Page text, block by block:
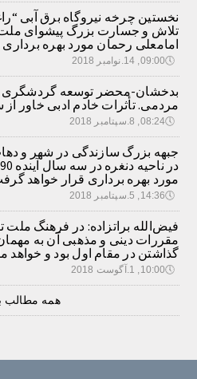
نخستین چرخه نیروگاه برق آبی
تلاش و جسارت بزرگ پیشوای
امامعلی رحمان مورد بهره
🕔09:00, 14.نوامبر 2018
بدخشان-محضر توسعه گردشگری
مردمی. تأثرات خادم ادبی خاور
🕔08:24, 8.سپتامبر 2018
جبهه بزرگ سازندگی در شهر و
مورد بهره برداری قرار خواهد
🕔14:36, 5.سپتامبر 2018
فیض‌الله براتزاده: در فرهنگ ملت
مقررات دینی و مذهبی آن به
گذاشتن در مقام اول بود و خواهد
🕔10:00, 1.آگوست 2018
همه